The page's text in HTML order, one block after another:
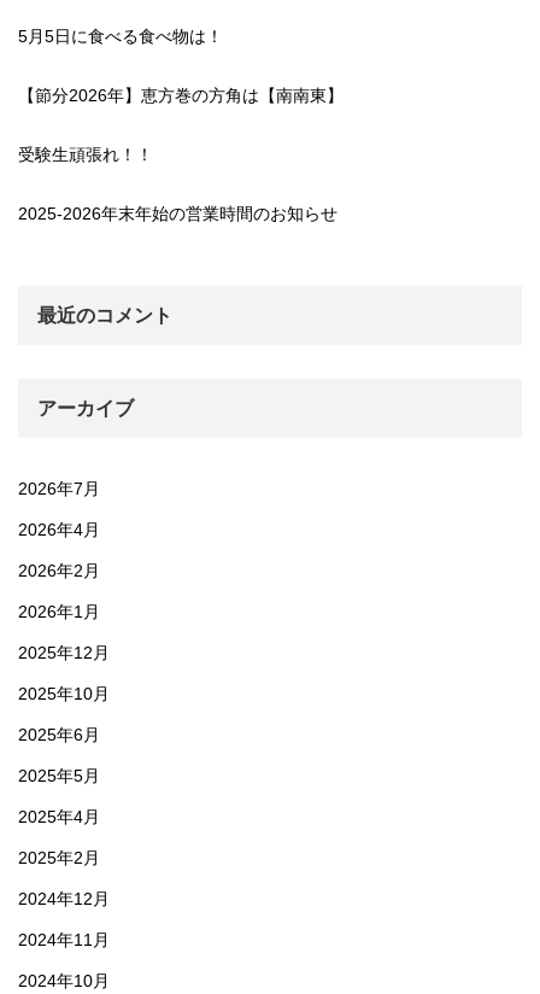
5月5日に食べる食べ物は！
【節分2026年】恵方巻の方角は【南南東】
受験生頑張れ！！
2025-2026年末年始の営業時間のお知らせ
最近のコメント
アーカイブ
2026年7月
2026年4月
2026年2月
2026年1月
2025年12月
2025年10月
2025年6月
2025年5月
2025年4月
2025年2月
2024年12月
2024年11月
2024年10月